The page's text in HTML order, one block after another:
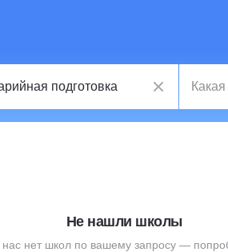
Не нашли школы
нет школ по вашему запросу —